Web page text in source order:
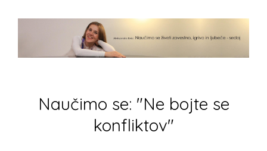
Naučimo se: "Ne bojte se
konfliktov"